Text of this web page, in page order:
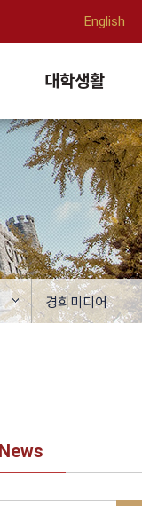
대학생활
English
경희미디어